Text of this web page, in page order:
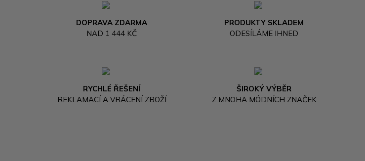
DOPRAVA ZDARMA
NAD 1 444 KČ
PRODUKTY SKLADEM
ODESÍLÁME IHNED
RYCHLÉ ŘEŠENÍ
REKLAMACÍ A VRÁCENÍ ZBOŽÍ
ŠIROKÝ VÝBĚR
Z MNOHA MÓDNÍCH ZNAČEK